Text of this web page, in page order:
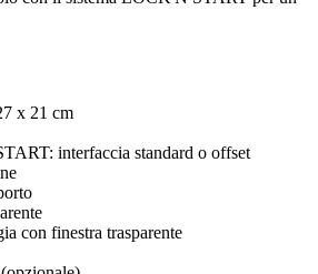
x 21 cm
interfaccia standard o offset
con finestra trasparente